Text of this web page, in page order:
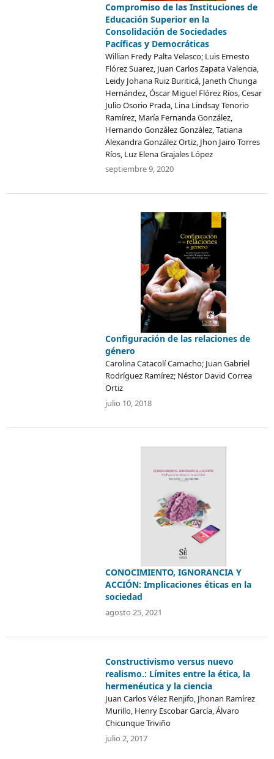
Compromiso de las Instituciones de
Educación Superior en la
Consolidación de Sociedades
Pacíficas y Democráticas
Willian Fredy Palta Velasco; Luis Ernesto
Flórez Suarez, Juan Carlos Zapata Valencia,
Leidy Johana Ruiz Buriticá, Janeth Chunga
Hernández, Óscar Miguel Flórez Ríos, Cesar
Julio Osorio Prada, Lina Lindsay Tenorio
Ramírez, María Fernanda González,
Hernando González González, Tatiana
Alexandra González Ortiz, Jhon Jairo Torres
Ríos, Luz Elena Grajales López
septiembre 9, 2020
Configuración de las relaciones de
género
Carolina Catacolí Camacho; Juan Gabriel
Rodríguez Ramírez; Néstor David Correa
Ortiz
julio 10, 2018
CONOCIMIENTO, IGNORANCIA Y
ACCIÓN: Implicaciones éticas en la
sociedad
agosto 25, 2021
Constructivismo versus nuevo
realismo.: Límites entre la ética, la
hermenéutica y la ciencia
Juan Carlos Vélez Renjifo, Jhonan Ramírez
Murillo, Henry Escobar García, Álvaro
Chicunque Triviño
julio 2, 2017